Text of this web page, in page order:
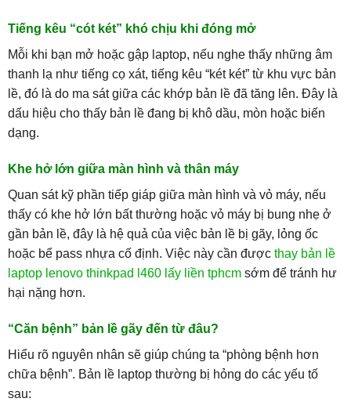
Tiếng kêu “cót két” khó chịu khi đóng mở
Mỗi khi bạn mở hoặc gập laptop, nếu nghe thấy những âm
thanh lạ như tiếng cọ xát, tiếng kêu “két két” từ khu vực bản
lề, đó là do ma sát giữa các khớp bản lề đã tăng lên. Đây là
dấu hiệu cho thấy bản lề đang bị khô dầu, mòn hoặc biến
dạng.
Khe hở lớn giữa màn hình và thân máy
Quan sát kỹ phần tiếp giáp giữa màn hình và vỏ máy, nếu
thấy có khe hở lớn bất thường hoặc vỏ máy bị bung nhẹ ở
gần bản lề, đây là hệ quả của việc bản lề bị gãy, lỏng ốc
hoặc bể pass nhựa cố định. Việc này cần được thay bản lề
laptop lenovo thinkpad l460 lấy liền tphcmsớm để tránh hư
hại nặng hơn.
“Căn bệnh” bản lề gãy đến từ đâu?
Hiểu rõ nguyên nhân sẽ giúp chúng ta “phòng bệnh hơn
chữa bệnh”. Bản lề laptop thường bị hỏng do các yếu tố
sau: